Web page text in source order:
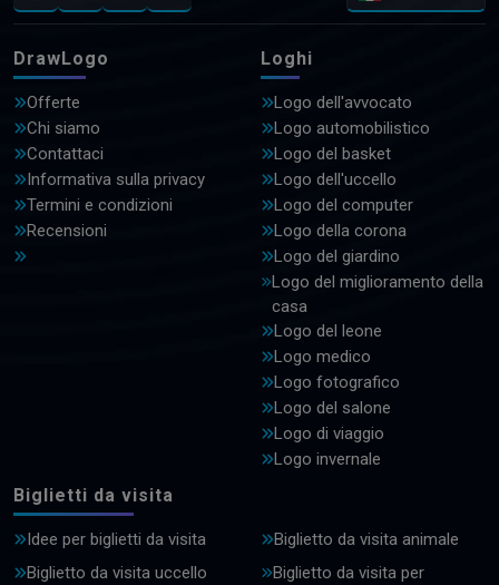
DrawLogo
Offerte
Chi siamo
Contattaci
Informativa sulla privacy
Termini e condizioni
Recensioni
Loghi
Logo dell'avvocato
Logo automobilistico
Logo del basket
Logo dell'uccello
Logo del computer
Logo della corona
Logo del giardino
Logo del miglioramento della
casa
Logo del leone
Logo medico
Logo fotografico
Logo del salone
Logo di viaggio
Logo invernale
Biglietti da visita
Idee per biglietti da visita
Biglietto da visita animale
Biglietto da visita uccello
Biglietto da visita per